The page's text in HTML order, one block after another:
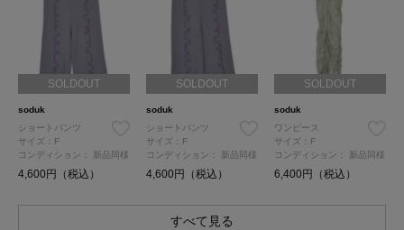
SOLDOUT
soduk
ショートパンツ
サイズ：F
コンディション：
新品同様
4,600円（税込）
SOLDOUT
soduk
ショートパンツ
サイズ：F
コンディション：
新品同様
4,600円（税込）
SOLDOUT
soduk
ワンピース
サイズ：F
コンディション：
新品同様
6,400円（税込）
すべて見る